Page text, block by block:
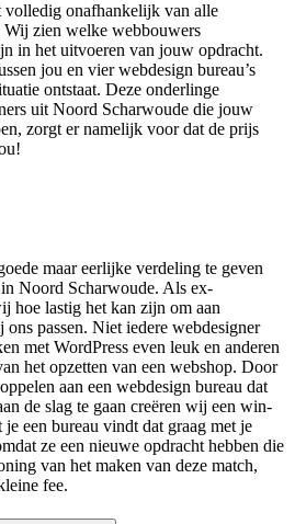
volledig onafhankelijk van alle
zien welke webbouwers
in het uitvoeren van jouw opdracht.
jou en vier webdesign bureau’s
ontstaat. Deze onderlinge
uit Noord Scharwoude die jouw
zorgt er namelijk voor dat de prijs
maar eerlijke verdeling te geven
Noord Scharwoude. Als ex-
hoe lastig het kan zijn om aan
passen. Niet iedere webdesigner
met WordPress even leuk en anderen
het opzetten van een webshop. Door
aan een webdesign bureau dat
de slag te gaan creëren wij een win-
een bureau vindt dat graag met je
ze een nieuwe opdracht hebben die
van het maken van deze match,
fee.